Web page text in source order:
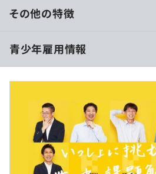
・建設業界作業効率化のためのソ
・スマートフォン・ドローン・VR
・完全自社開発、客先常駐なし、
・自己開発に力を入れており、若
・年間休日128日 完全週休2日制
土木業界から圧倒的な支持を得て
￣￣￣￣￣￣￣￣￣￣￣￣￣￣￣
休憩時間：休憩あり
平均残業時間：インターンのため
その他の特徴
青少年雇用情報
過去３年間の新卒採用者数・離職
前年度 採用者数15人 離職者数1
2年度前 採用者数27人 離職者数
3年度前 採用者数26人 離職者数
過去３年間の新卒採用者数の男女